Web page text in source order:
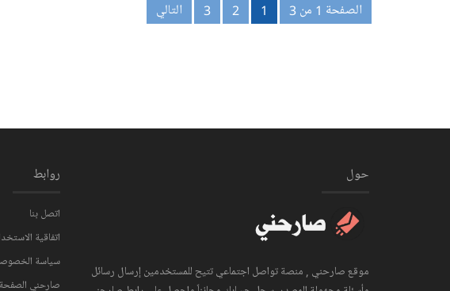
الصفحة 1 من 3 1
2
3 التالي
روابط
اتصل بنا
اتفاقية
سياسة
صارحني الصفحة
حول
موقع صارحني , منصة تواصل اجتماعي تتيح للمستخدمين إرسال رسائل